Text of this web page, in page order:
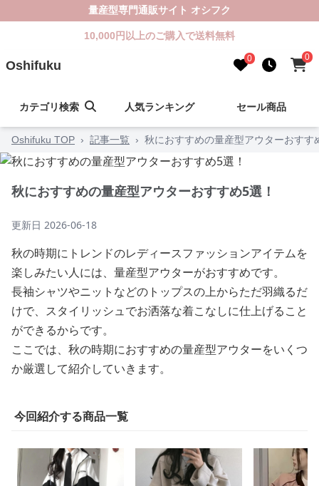
量産型専門通販サイト オシフク
10,000円以上のご購入で送料無料
Oshifuku 0 0
カテゴリ検索 人気ランキング セール商品
Oshifuku TOP › 記事一覧 › 秋におすすめの量産型アウターおすす
秋におすすめの量産型アウターおすすめ5選！
更新日 2026-06-18
秋の時期にトレンドのレディースファッションアイテムを
楽しみたい人には、量産型アウターがおすすめです。
長袖シャツやニットなどのトップスの上からただ羽織るだ
けで、スタイリッシュでお洒落な着こなしに仕上げること
ができるからです。
ここでは、秋の時期におすすめの量産型アウターをいくつ
か厳選して紹介していきます。
今回紹介する商品一覧